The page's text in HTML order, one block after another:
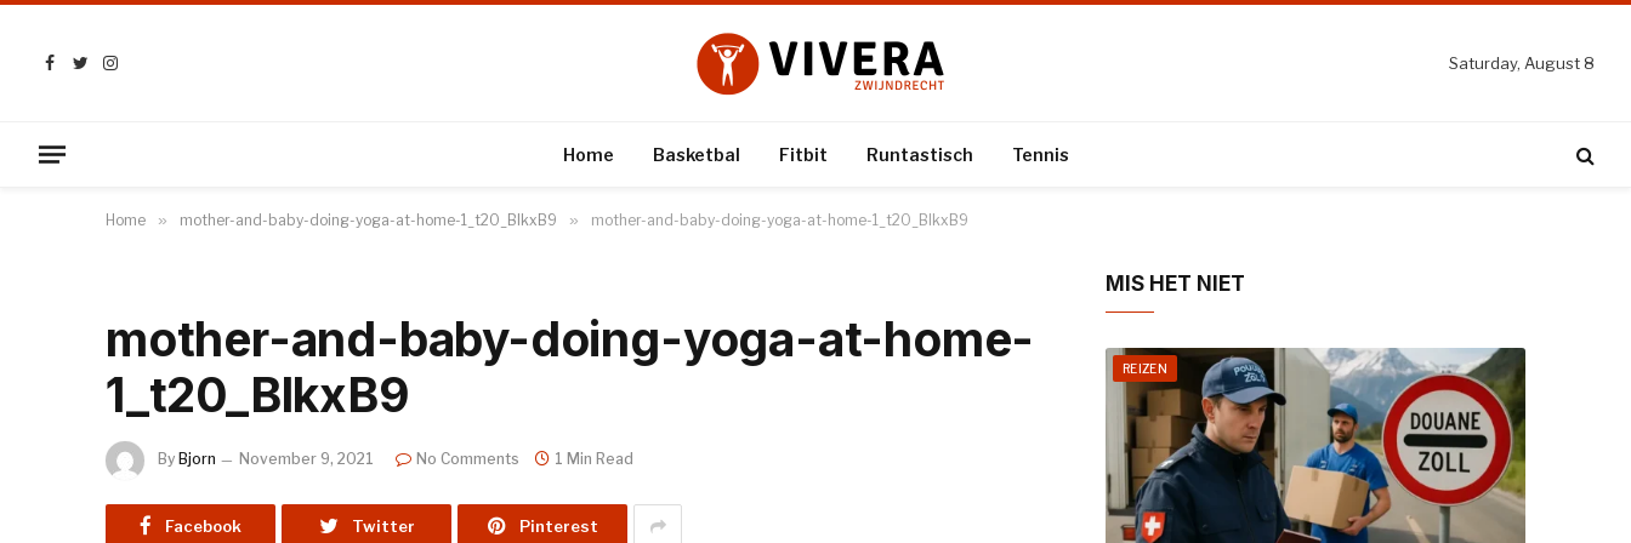
Facebook
TwitterInstagram
Saturday, August 8
Home Basketbal Fitbit Runtastisch Tennis
Home » mother-and-baby-doing-yoga-at-home-1_t20_BlkxB9 » mother-and-baby-doing-yoga-at-home-1_t20_BlkxB9
mother-and-baby-doing-yoga-at-home-
1_t20_BlkxB9
By Bjorn November 9, 2021 No Comments 1 Min Read
Facebook Twitter Pinterest
MIS HET NIET
REIZEN